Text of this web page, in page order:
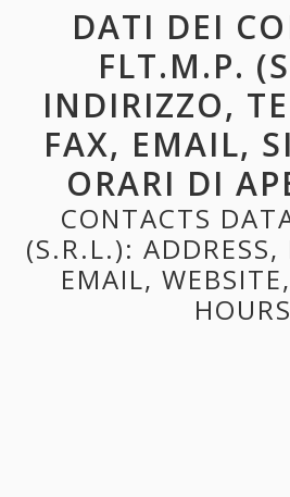
DATI DEI
FLT.M.P.
INDIRIZZO,
FAX, EMAIL,
ORARI DI
CONTACTS
(S.R.L.): ADDRESS,
EMAIL,
HOURS